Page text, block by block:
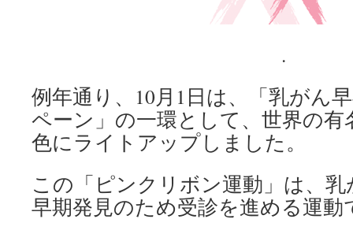
.
例年通り、10月1日は、「乳がん
ペーン」の一環として、世界の
色にライトアップしました。
この「ピンクリボン運動」は、
早期発見のため受診を進める運動